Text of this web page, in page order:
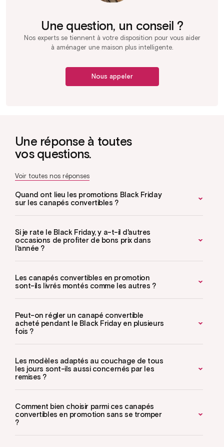
Une question, un conseil ?
Nos experts se tiennent à votre disposition pour vous aider
à aménager une maison plus intelligente.
Nous appeler
Une réponse à toutes
vos questions.
Voir toutes nos réponses
Quand ont lieu les promotions Black Friday
sur les canapés convertibles ?
Si je rate le Black Friday, y a-t-il d'autres
occasions de profiter de bons prix dans
l'année ?
Les canapés convertibles en promotion
sont-ils livrés montés comme les autres ?
Peut-on régler un canapé convertible
acheté pendant le Black Friday en plusieurs
fois ?
Les modèles adaptés au couchage de tous
les jours sont-ils aussi concernés par les
remises ?
Comment bien choisir parmi ces canapés
convertibles en promotion sans se tromper
?